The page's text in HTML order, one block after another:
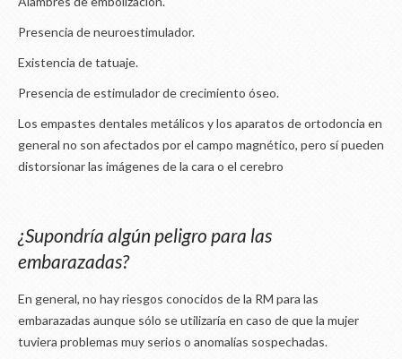
Presencia de neuroestimulador.
Existencia de tatuaje.
Presencia de estimulador de crecimiento óseo.
Los empastes dentales metálicos y los aparatos de ortodoncia en
general no son afectados por el campo magnético, pero sí pueden
distorsionar las imágenes de la cara o el cerebro
¿Supondría algún peligro para las
embarazadas?
En general, no hay riesgos conocidos de la RM para las
embarazadas aunque sólo se utilizaría en caso de que la mujer
tuviera problemas muy serios o anomalías sospechadas.